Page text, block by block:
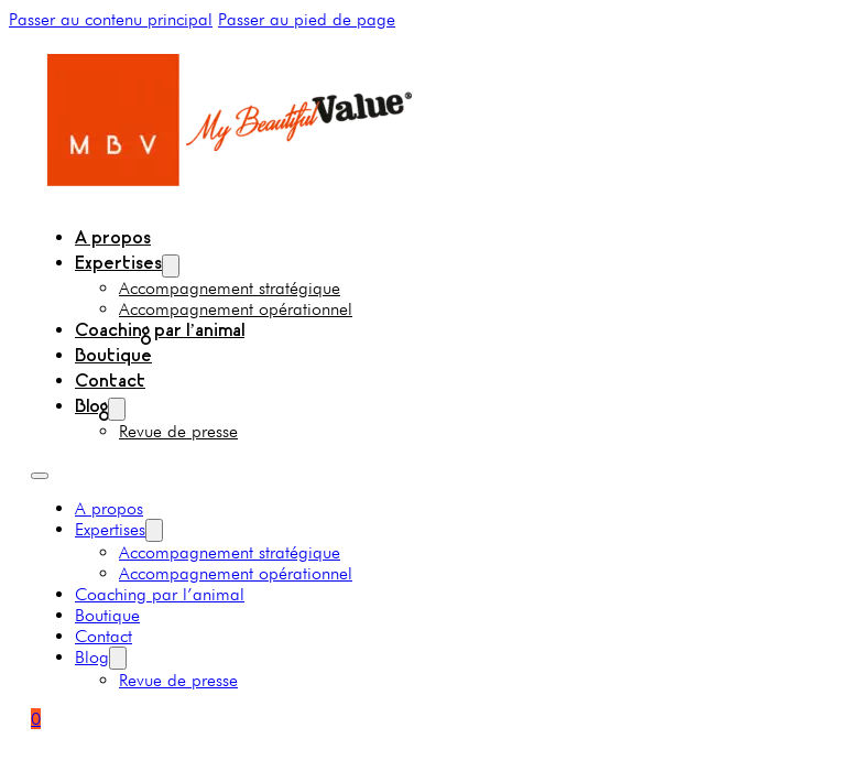
Passer au contenu principal Passer au pied de page
A propos
Expertises
Accompagnement stratégique
Accompagnement opérationnel
Coaching par l’animal
Boutique
Contact
Blog
Revue de presse
A propos
Expertises
Accompagnement stratégique
Accompagnement opérationnel
Coaching par l’animal
Boutique
Contact
Blog
Revue de presse
0